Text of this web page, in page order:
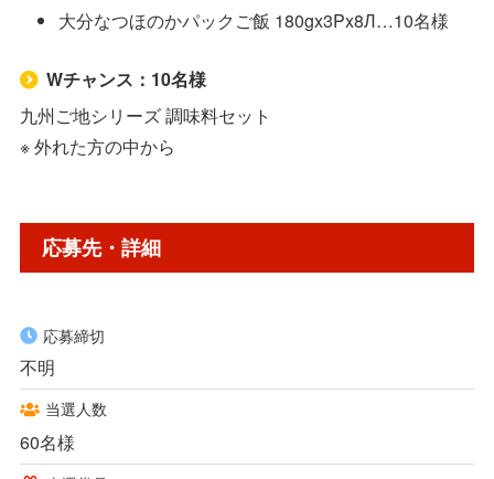
大分なつほのかパックご飯 180gx3Px8Л…10名様
Wチャンス：10名様
九州ご地シリーズ 調味料セット
※ 外れた方の中から
応募先・詳細
応募締切
不明
当選人数
60名様